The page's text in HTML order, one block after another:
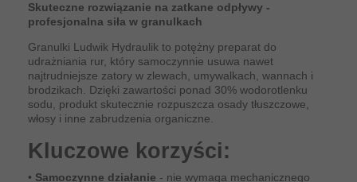
Skuteczne rozwiązanie na zatkane odpływy -
profesjonalna siła w granulkach
Granulki Ludwik Hydraulik to potężny preparat do
udrażniania rur, który samoczynnie usuwa nawet
najtrudniejsze zatory w zlewach, umywalkach, wannach i
brodzikach. Dzięki zawartości ponad 30% wodorotlenku
sodu, produkt skutecznie rozpuszcza osady tłuszczowe,
włosy i inne zabrudzenia organiczne.
Kluczowe korzyści:
• Samoczynne działanie - nie wymaga mechanicznego